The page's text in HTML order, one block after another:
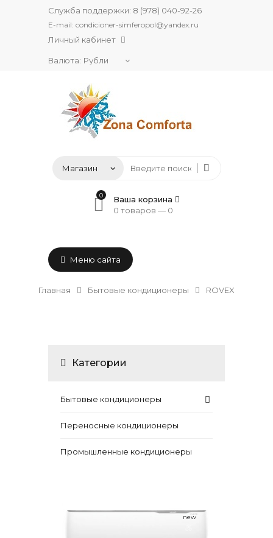
Служба поддержки: 8 (978) 040-92-26
E-mail: condicioner-simferopol@yandex.ru
Личный кабинет
Валюта:
0
Ваша корзина
0 товаров — 0
Меню сайта
Главная Бытовые кондиционеры ROVEX
Категории
Бытовые кондиционеры
Переносные кондиционеры
Промышленные кондиционеры
new